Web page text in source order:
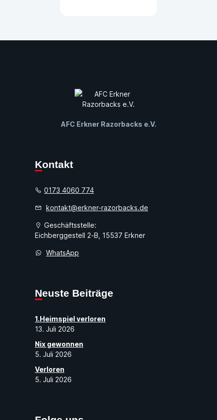
AFC Erkner Razorbacks e.V.
Kontakt
0173 4060 774
kontakt@erkner-razorbacks.de
Geschäftsstelle:
Eichberggestell 2-B, 15537 Erkner
WhatsApp
Neuste Beiträge
1.Heimspiel verloren
13. Juli 2026
Nix gewonnen
5. Juli 2026
Verloren
5. Juli 2026